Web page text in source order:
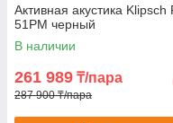
Активная акустика Klipsch
51PM черный
В наличии
261 989 ₸/пара
287 900 ₸/пара